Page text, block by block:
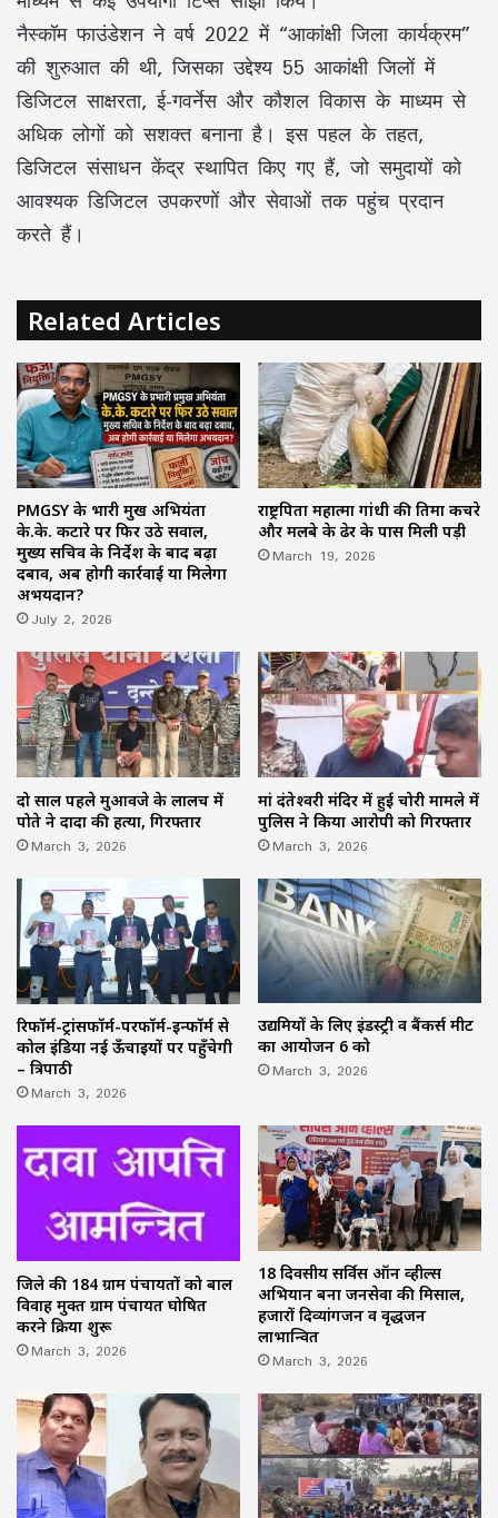
नैस्कॉम फाउंडेशन ने वर्ष 2022 में “आकांक्षी जिला कार्यक्रम”
की शुरुआत की थी, जिसका उद्देश्य 55 आकांक्षी जिलों में
डिजिटल साक्षरता, ई-गवर्नेस और कौशल विकास के माध्यम से
अधिक लोगों को सशक्त बनाना है। इस पहल के तहत,
डिजिटल संसाधन केंद्र स्थापित किए गए हैं, जो समुदायों को
आवश्यक डिजिटल उपकरणों और सेवाओं तक पहुंच प्रदान
करते हैं।
Related Articles
PMGSY के प्रभारी प्रमुख अभियंता
के.के. कटारे पर फिर उठे सवाल,
मुख्य सचिव के निर्देश के बाद बढ़ा
दबाव, अब होगी कार्रवाई या मिलेगा
अभयदान?
July 2, 2026
राष्ट्रपिता महात्मा गांधी की प्रतिमा कचरे
और मलबे के ढेर के पास मिली पड़ी
March 19, 2026
दो साल पहले मुआवजे के लालच में
पोते ने दादा की हत्या, गिरफ्तार
March 3, 2026
मां दंतेश्वरी मंदिर में हुई चोरी मामले में
पुलिस ने किया आरोपी को गिरफ्तार
March 3, 2026
रिफॉर्म-ट्रांसफॉर्म-परफॉर्म-इन्फॉर्म से
कोल इंडिया नई ऊँचाइयों पर पहुँचेगी
– त्रिपाठी
March 3, 2026
उद्यमियों के लिए इंडस्ट्री व बैंकर्स मीट
का आयोजन 6 को
March 3, 2026
जिले की 184 ग्राम पंचायतों को बाल
विवाह मुक्त ग्राम पंचायत घोषित
करने प्रक्रिया शुरू
March 3, 2026
18 दिवसीय सर्विस ऑन व्हील्स
अभियान बना जनसेवा की मिसाल,
हजारों दिव्यांगजन व वृद्धजन
लाभान्वित
March 3, 2026